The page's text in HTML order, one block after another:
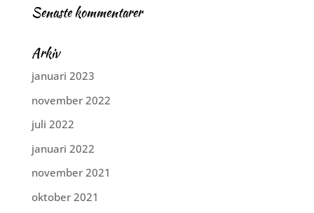
Senaste kommentarer
Arkiv
januari 2023
november 2022
juli 2022
januari 2022
november 2021
oktober 2021